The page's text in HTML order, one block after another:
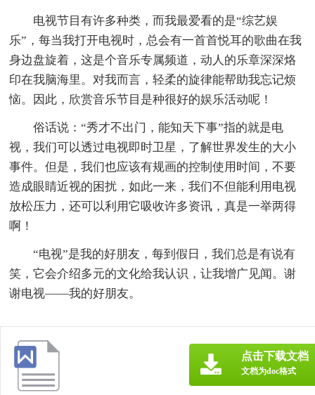
电视节目有许多种类，而我最爱看的是“综艺娱
乐”，每当我打开电视时，总会有一首首悦耳的歌曲在我
身边盘旋着，这是个音乐专属频道，动人的乐章深深烙
印在我脑海里。对我而言，轻柔的旋律能帮助我忘记烦
恼。因此，欣赏音乐节目是种很好的娱乐活动呢！
俗话说：“秀才不出门，能知天下事”指的就是电
视，我们可以透过电视即时卫星，了解世界发生的大小
事件。但是，我们也应该有规画的控制使用时间，不要
造成眼睛近视的困扰，如此一来，我们不但能利用电视
放松压力，还可以利用它吸收许多资讯，真是一举两得
啊！
“电视”是我的好朋友，每到假日，我们总是有说有
笑，它会介绍多元的文化给我认识，让我增广见闻。谢
谢电视——我的好朋友。
点击下载文档
文档为doc格式